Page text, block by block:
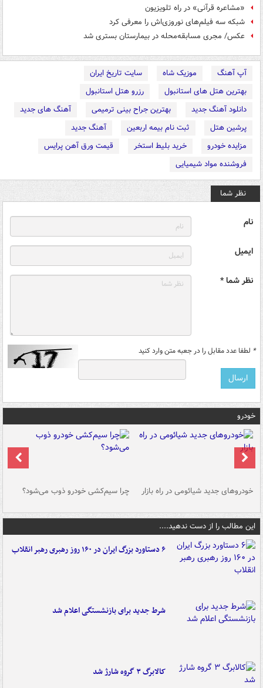
«مشاعره قرآنی» در راه تلویزیون
شبکه سه فیلم‌های نوروزی‌اش را معرفی کرد
عکس/ مجری مسابقه‌محله در بیمارستان بستری شد
آپ آهنگ موزیک شاه
سایت تاریخ ایران
بهترین هتل های استانبول
رزرو هتل استانبول
دانلود آهنگ جدید
بهترین جراح بینی ترمیمی
آهنگ های جدید
پرشین هتل
ثبت نام بیمه اربعین
آهنگ جدید
مزایده خودرو
خرید بلیط استخر
قیمت ورق آهن پرایس
فروشنده مواد شیمیایی
نظر شما
نام
ایمیل
نظر شما *
* لطفا عدد مقابل را در جعبه متن وارد کنید
خودرو
خودروهای جدید شیائومی در راه بازار چرا سیم‌کشی خودرو ذوب می‌شود؟
این مطالب را از دست ندهید....
۶ دستاورد بزرگ ایران در ۱۶۰ روز رهبری رهبر انقلاب
شرط جدید برای بازنشستگی اعلام شد
کالابرگ ۳ گروه شارژ شد